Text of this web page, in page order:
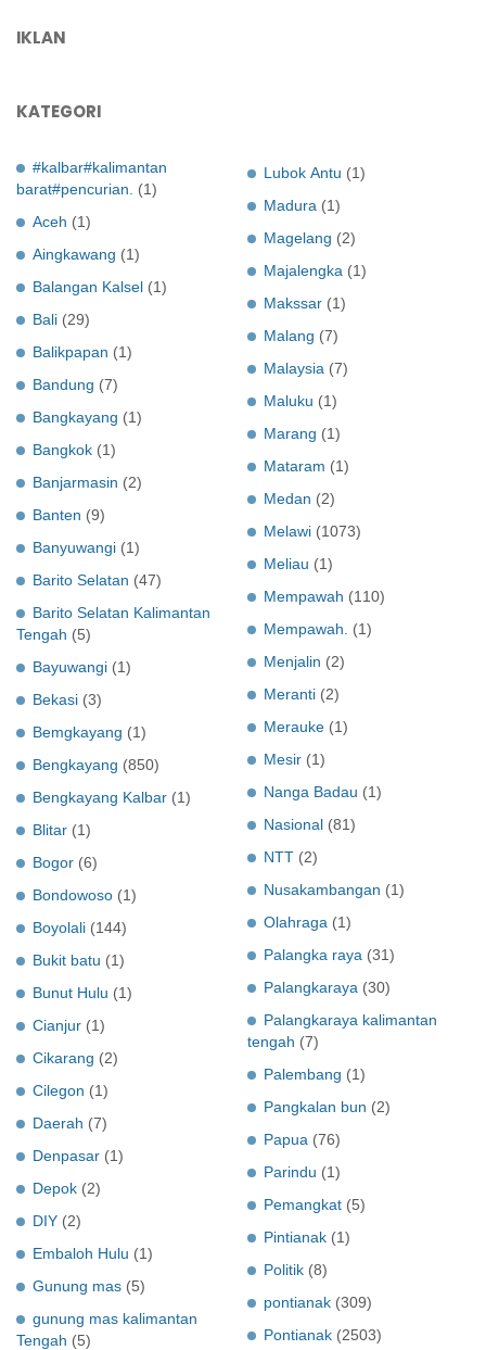
IKLAN
KATEGORI
#kalbar#kalimantan
barat#pencurian.
(1)
Aceh (1)
Aingkawang (1)
Balangan Kalsel (1)
Bali (29)
Balikpapan (1)
Bandung (7)
Bangkayang (1)
Bangkok (1)
Banjarmasin (2)
Banten (9)
Banyuwangi (1)
Barito Selatan (47)
Barito Selatan Kalimantan
Tengah (5)
Bayuwangi (1)
Bekasi (3)
Bemgkayang (1)
Bengkayang (850)
Bengkayang Kalbar (1)
Blitar (1)
Bogor (6)
Bondowoso (1)
Boyolali (144)
Bukit batu (1)
Bunut Hulu (1)
Cianjur (1)
Cikarang (2)
Cilegon (1)
Daerah (7)
Denpasar (1)
Depok (2)
DIY (2)
Embaloh Hulu (1)
Gunung mas (5)
gunung mas kalimantan
Tengah (5)
Lubok Antu (1)
Madura (1)
Magelang (2)
Majalengka (1)
Makssar (1)
Malang (7)
Malaysia (7)
Maluku (1)
Marang (1)
Mataram (1)
Medan (2)
Melawi (1073)
Meliau (1)
Mempawah (110)
Mempawah.
(1)
Menjalin (2)
Meranti (2)
Merauke (1)
Mesir (1)
Nanga Badau (1)
Nasional (81)
NTT (2)
Nusakambangan (1)
Olahraga (1)
Palangka raya (31)
Palangkaraya (30)
Palangkaraya kalimantan
tengah (7)
Palembang (1)
Pangkalan bun (2)
Papua (76)
Parindu (1)
Pemangkat (5)
Pintianak (1)
Politik (8)
pontianak (309)
Pontianak (2503)